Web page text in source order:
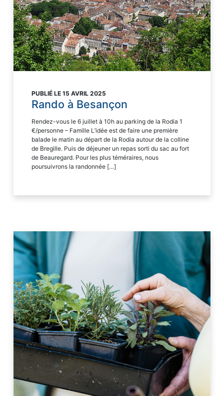
PUBLIÉ LE 15 AVRIL 2025
Rando à Besançon
Rendez-vous le 6 juillet à 10h au parking de la Rodia 1
€/personne – Famille L’idée est de faire une première
balade le matin au départ de la Rodia autour de la colline
de Bregille. Puis de déjeuner un repas sorti du sac au fort
de Beauregard. Pour les plus téméraires, nous
poursuivrons la randonnée […]